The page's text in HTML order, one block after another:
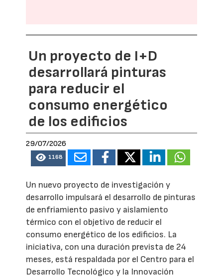
Un proyecto de I+D
desarrollará pinturas
para reducir el
consumo energético
de los edificios
29/07/2026
1168
Un nuevo proyecto de investigación y
desarrollo impulsará el desarrollo de pinturas
de enfriamiento pasivo y aislamiento
térmico con el objetivo de reducir el
consumo energético de los edificios. La
iniciativa, con una duración prevista de 24
meses, está respaldada por el Centro para el
Desarrollo Tecnológico y la Innovación